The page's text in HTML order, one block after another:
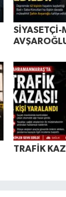
TRAFİK